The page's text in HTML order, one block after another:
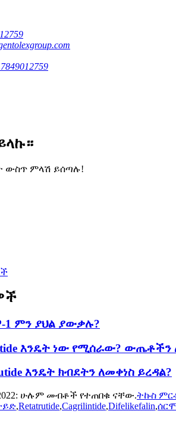
ውስጥ ምላሽ ይሰጣሉ!
1 ምን ያህል ያውቃሉ?
እንዴት ነው የሚሰራው? ውጤቶችን
እንዴት ክብደትን ለመቀነስ ይረዳል?
ሁሉም መብቶች የተጠበቁ ናቸው.ትኩስ
,Retatrutide,Cagrilintide,Difelikefalin,